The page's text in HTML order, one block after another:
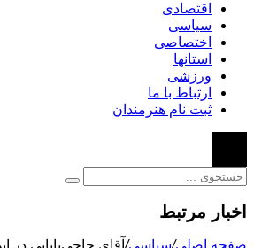
اقتصادی
سیاسی
اختصاصی
استانها
ورزشی
ارتباط با ما
ثبت نام هنرمندان
اخبار مرتبط